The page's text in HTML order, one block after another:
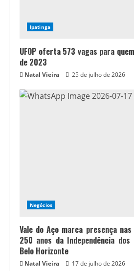
Ipatinga
UFOP oferta 573 vagas para
de 2023
Natal Vieira 25 de julho de 2026
Negócios
Vale do Aço marca presença
250 anos da Independência dos
Belo Horizonte
Natal Vieira 17 de julho de 2026